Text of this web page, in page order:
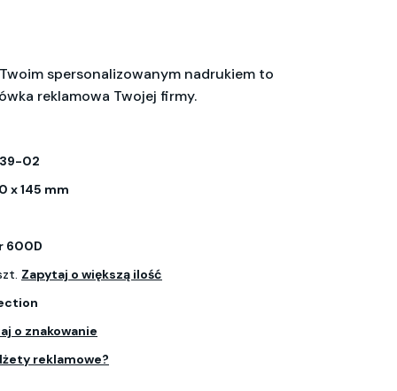
Twoim spersonalizowanym nadrukiem to
reklamowa Twojej firmy.
02
x 145 mm
600D
Zapytaj o większą ilość
o znakowanie
reklamowe?